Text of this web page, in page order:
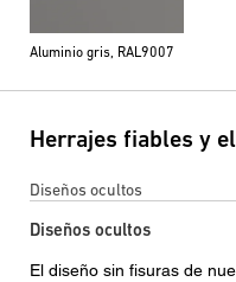
Aluminio gris, RAL9007
Herrajes fiables y
Diseños ocultos
Diseños ocultos
El diseño sin fisuras de